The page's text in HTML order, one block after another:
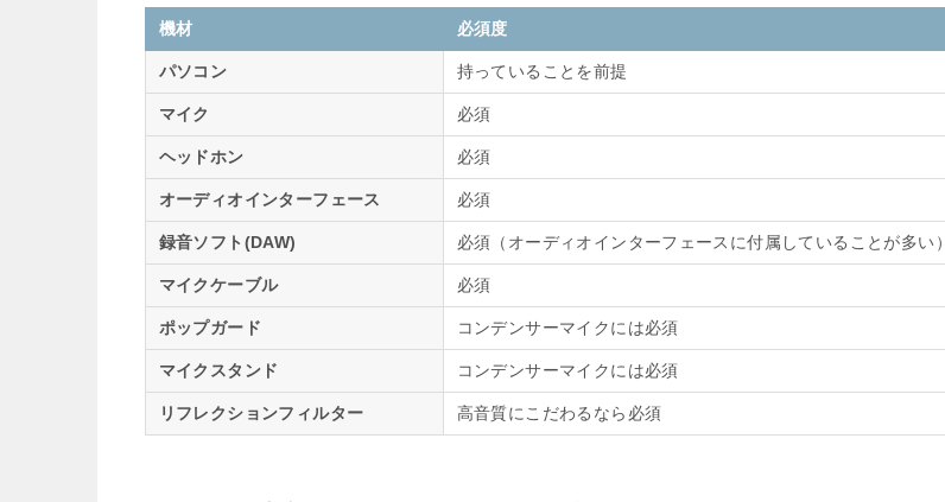
機材 必須度
パソコン 持っていることを前提
マイク 必須
ヘッドホン 必須
オーディオインターフェース 必須
録音ソフト(DAW) 必須（オーディオインターフェースに付属していることが多い）
マイクケーブル 必須
ポップガード コンデンサーマイクには必須
マイクスタンド コンデンサーマイクには必須
リフレクションフィルター 高音質にこだわるなら必須